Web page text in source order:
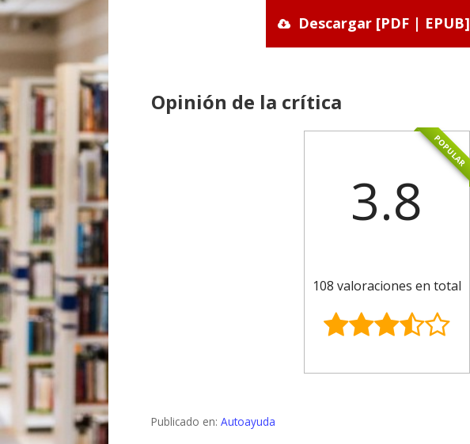
Descargar [PDF | EPUB]
Opinión de la crítica
POPULAR
3.8
108 valoraciones en total
Publicado en:Autoayuda